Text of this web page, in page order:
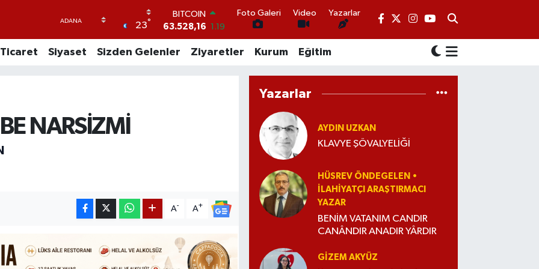
23°
63.528,16 1.19
DOLAR
47,5574 0.18
EURO
Foto Galeri Video Yazarlar
Ticaret Siyaset Sizden Gelenler Ziyaretler Kurum Eğitim
NARSİZMİ
A- A+
Yazarlar
AYDIN UZKAN
KLAVYE ŞÖVALYELİĞİ
HÜSREV ÖNDEGELEN •
İLAHIYATÇI ARAŞTIRMACI
YAZAR
BENİM VATANIM CANDIR
CANÂNDIR ANADIR YÂRDIR
GIZEM AKYÜZ